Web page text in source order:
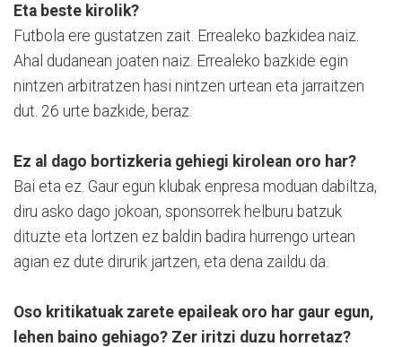
Eta beste kirolik?
Futbola ere gustatzen zait. Errealeko bazkidea naiz.
Ahal dudanean joaten naiz. Errealeko bazkide egin
nintzen arbitratzen hasi nintzen urtean eta jarraitzen
dut. 26 urte bazkide, beraz.
Ez al dago bortizkeria gehiegi kirolean oro har?
Bai eta ez. Gaur egun klubak enpresa moduan dabiltza,
diru asko dago jokoan, sponsorrek helburu batzuk
dituzte eta lortzen ez baldin badira hurrengo urtean
agian ez dute dirurik jartzen, eta dena zaildu da.
Oso kritikatuak zarete epaileak oro har gaur egun,
lehen baino gehiago? Zer iritzi duzu horretaz?